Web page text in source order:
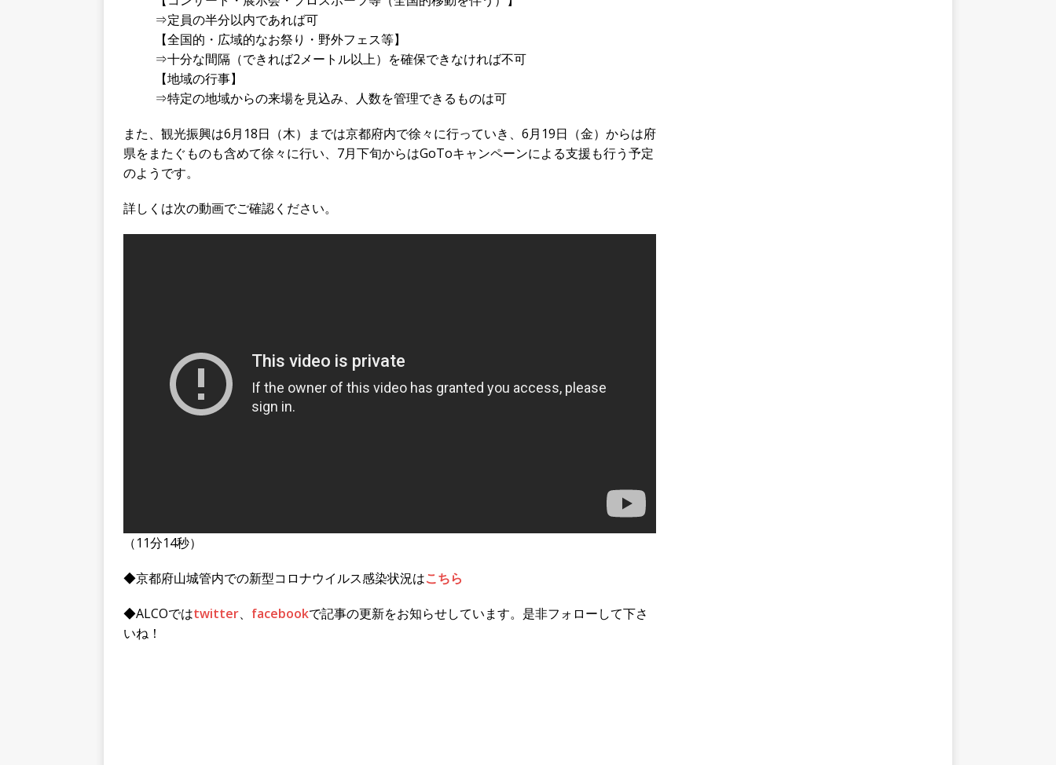
⇒定員の半分以内であれば可
【全国的・広域的なお祭り・野外フェス等】
⇒十分な間隔（できれば2メートル以上）を確保できなければ不可
【地域の行事】
⇒特定の地域からの来場を見込み、人数を管理できるものは可
また、観光振興は6月18日（木）までは京都府内で徐々に行っていき、6月19日（金）からは府
県をまたぐものも含めて徐々に行い、7月下旬からはGoToキャンペーンによる支援も行う予定
のようです。
詳しくは次の動画でご確認ください。
（11分14秒）
◆京都府山城管内での新型コロナウイルス感染状況はこちら
◆ALCOではtwitter、 facebookで記事の更新をお知らせしています。是非フォローして下さ
いね！